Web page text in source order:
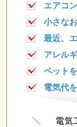
エアコ
小さな
最近、
アレル
ペット
電気代